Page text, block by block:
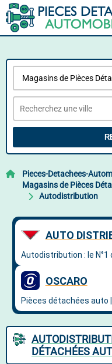
Pieces-Detachees-
Magasins de Pièces
Autodistribution
DÉTACHÉES